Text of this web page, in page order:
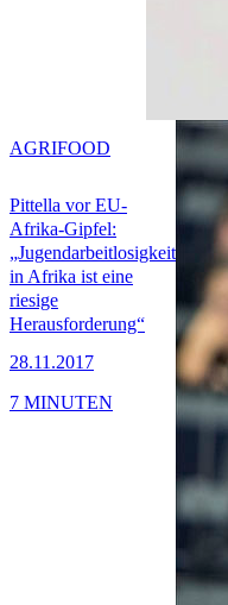
Pittella vor EU-
Afrika-Gipfel:
„Jugendarbeitlosigkeit
in Afrika ist eine
riesige
Herausforderung“
28.11.2017
AGRIFOOD
7 MINUTEN